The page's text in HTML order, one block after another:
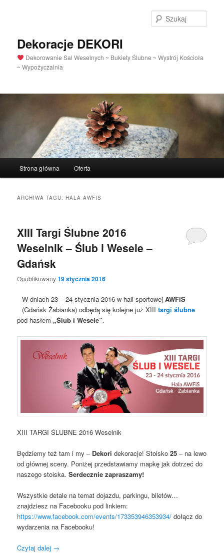
Dekoracje DEKORI
Dekorowanie Sal Weselnych ~ Bukiety Ślubne ~ Wystrój Kościoła
~ Wypożyczalnia
główne
Przeskocz
Przeskocz
Strona główna Oferta
ARCHIWA TAGU:HALA AWFIS
XIII Targi Ślubne 2016
Weselnik – Ślub i Wesele –
Gdańsk
Opublikowany19 stycznia 2016
W dniach 23 – 24 stycznia 2016 w hali sportowejAWFiS
(Gdańsk Żabianka) odbędą się kolejne już XIII targi ślubne
pod hasłem „Ślub i Wesele”.
XIII TARGI ŚLUBNE 2016 Weselnik
Będziemy też tam i my – Dekori dekoracje! Stoisko25 – na lewo
od głównej sceny. Poniżej przedstawiamy mapkę jak dotrzeć do
naszego stoiska.Serdecznie zapraszamy!
Wszystkie detale na temat dojazdu, parkingu, biletów…
znajdziesz na Facebooku pod linkiem:
https://www.facebook.com/events/173353946353934/ dołącz do
wydarzenia na Facebooku!
Czytaj dalej →